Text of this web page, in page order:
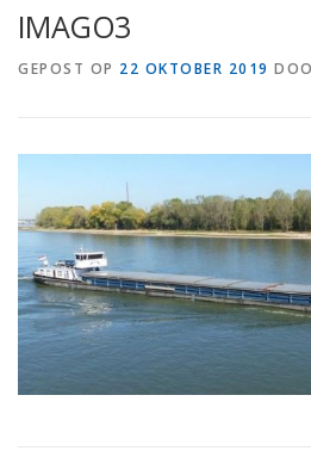
IMAGO3
GEPOST OP 22 OKTOBER 2019